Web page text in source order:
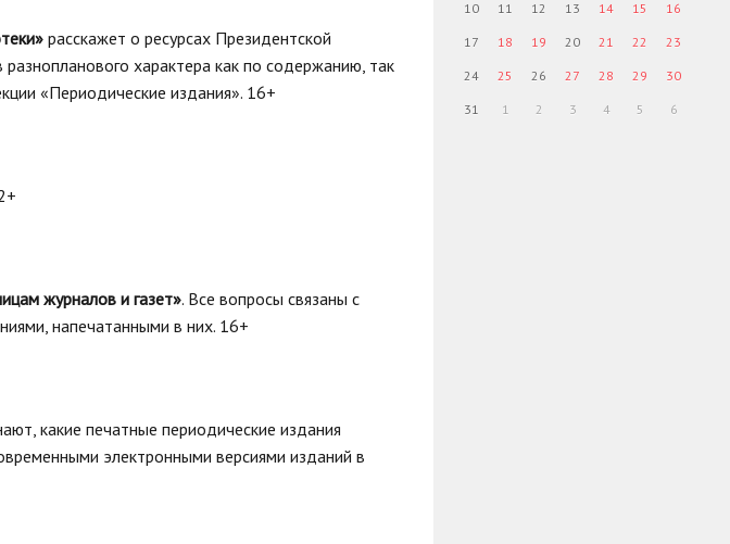
расскажет о ресурсах Президентской
характера как по содержанию, так
«Периодические издания». 16+
журналов и газет». Все вопросы связаны с
напечатанными в них. 16+
какие печатные периодические издания
электронными версиями изданий в
10 11 12 13 14 15 16
17 18 19 20 21 22 23
24 25 26 27 28 29 30
31 1 2 3 4 5 6